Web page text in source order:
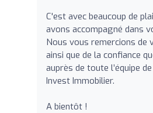
C'est avec beaucoup de
avons accompagné dans
Nous vous remercions de
ainsi que de la confiance
auprès de toute l’équipe
Invest Immobilier.
A bientôt !